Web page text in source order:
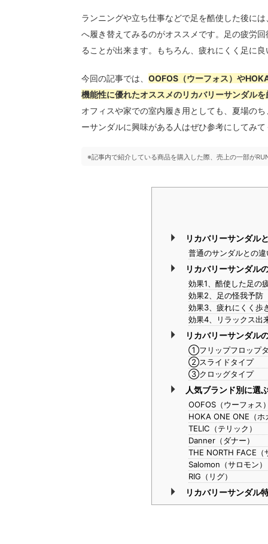
ランニングや立ち仕事などで足を酷使した後に
へ履き替えてみるのがオススメです。足の疲労
ることが出来ます。もちろん、疲れにくく足に
今回の記事では、 OOFOS（ウーフォス）や
機能性に優れたオススメのリカバリーサンダル
オフィスや家での室内履き用としても、夏場の
ーサンダルに興味がある人はぜひ参考にしてみ
※記事内で紹介している商品を購入した際、売上の一部が
リカバリーサンダル
普通のサンダルとの
リカバリーサンダル
効果1、酷使した足の
効果2、足の怪我予防
効果3、疲れにくく歩
効果4、リラックス出
リカバリーサンダル
①フリップフロップ
②スライドタイプ
③クロッグタイプ
人気ブランド別に選
OOFOS（ウーフォス
HOKA ONE ONE（ホ
TELIC（テリック）
Danner（ダナー）
THE NORTH FACE（
Salomon（サロモン）
RIG（リグ）
リカバリーサンダル